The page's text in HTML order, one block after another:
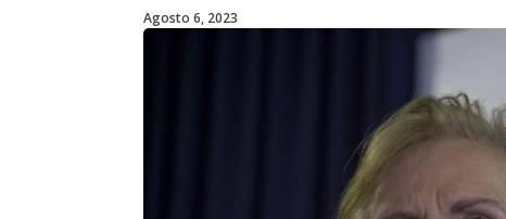
Agosto 6, 2023